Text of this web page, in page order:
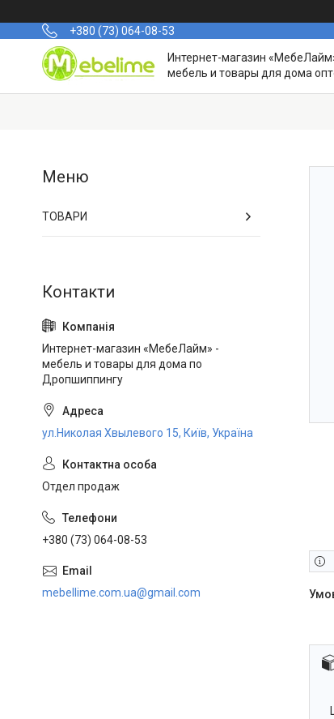
+380 (73) 064-08-53
Интернет-магазин
мебель и товары для дома
ТОВАРИ
Интернет-магазин «МебеЛайм» -
мебель и товары для дома по
Дропшиппингу
ул.Николая Хвылевого 15, Київ, Україна
Отдел продаж
+380 (73) 064-08-53
mebellime.com.ua@gmail.com